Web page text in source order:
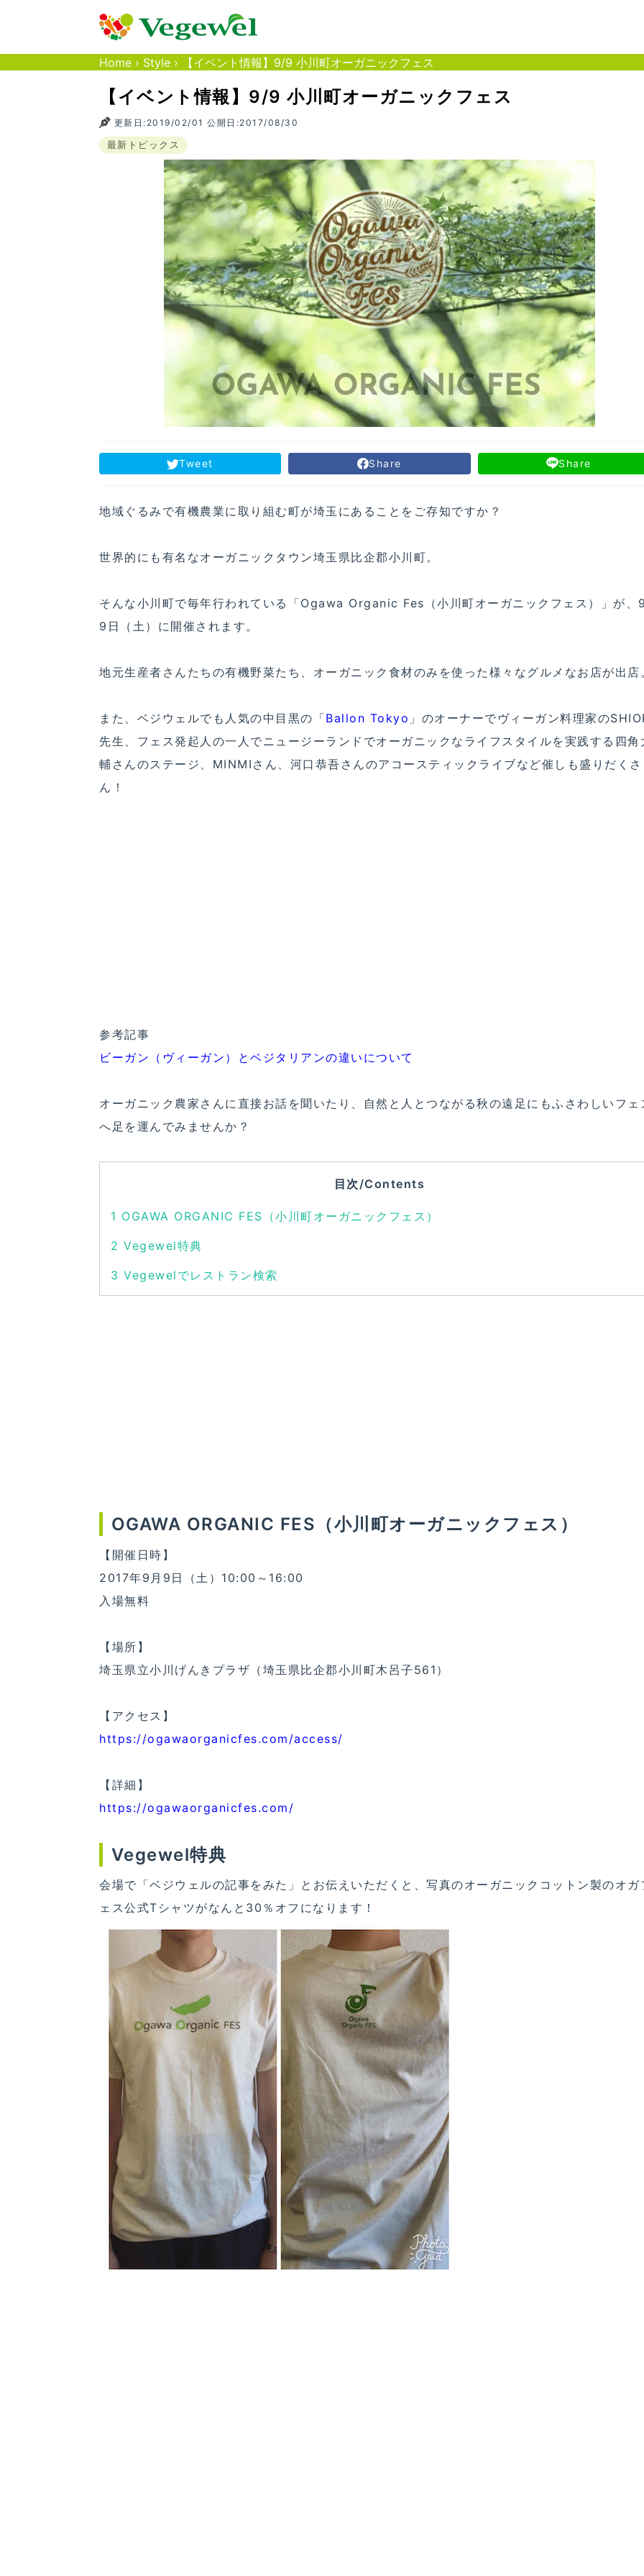
Home › Style › 【イベント情報】9/9 小川町オーガニックフェス
【イベント情報】9/9 小川町オーガニックフェス
更新日:2019/02/01 公開日:2017/08/30
最新トピックス
Tweet Share Share
地域ぐるみで有機農業に取り組む町が埼玉にあることをご存知ですか？
世界的にも有名なオーガニックタウン埼玉県比企郡小川町。
そんな小川町で毎年行われている「Ogawa Organic Fes（小川町オーガニックフェス）」が、
9日（土）に開催されます。
地元生産者さんたちの有機野菜たち、オーガニック食材のみを使った様々なグルメなお店が出店
また、ベジウェルでも人気の中目黒の「Ballon Tokyo 」のオーナーでヴィーガン料理家の
先生、フェス発起人の一人でニュージーランドでオーガニックなライフスタイルを実践する四角
輔さんのステージ、MINMIさん、河口恭吾さんのアコースティックライブなど催しも盛りだくさ
ん！
参考記事
ビーガン（ヴィーガン）とベジタリアンの違いについて
オーガニック農家さんに直接お話を聞いたり、自然と人とつながる秋の遠足にもふさわしいフェ
へ足を運んでみませんか？
目次/Contents
1 OGAWA ORGANIC FES（小川町オーガニックフェス）
2 Vegewel特典
3 Vegewelでレストラン検索
OGAWA ORGANIC FES（小川町オーガニックフェス）
【開催日時】
2017年9月9日（土）10:00～16:00
入場無料
【場所】
埼玉県立小川げんきプラザ（埼玉県比企郡小川町木呂子561）
【アクセス】
https://ogawaorganicfes.com/access/
【詳細】
https://ogawaorganicfes.com/
Vegewel特典
会場で「ベジウェルの記事をみた」とお伝えいただくと、写真のオーガニックコットン製のオガ
ェス公式Tシャツがなんと30％オフになります！